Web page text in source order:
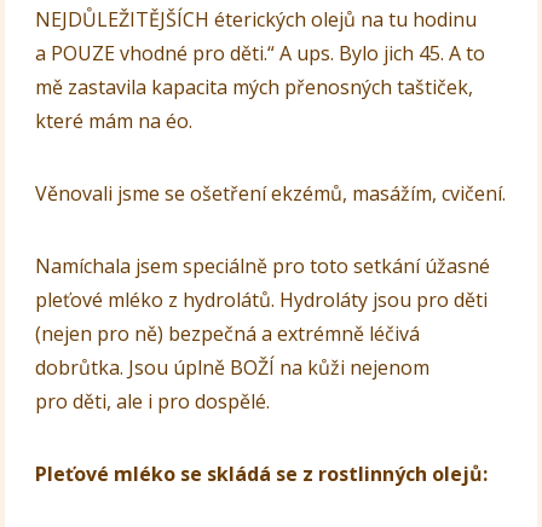
NEJDŮLEŽITĚJŠÍCH éterických olejů na tu hodinu
a POUZE vhodné pro děti.“ A ups. Bylo jich 45. A to
mě zastavila kapacita mých přenosných taštiček,
které mám na éo.
Věnovali jsme se ošetření ekzémů, masážím, cvičení.
Namíchala jsem speciálně pro toto setkání úžasné
pleťové mléko z hydrolátů. Hydroláty jsou pro děti
(nejen pro ně) bezpečná a extrémně léčivá
dobrůtka. Jsou úplně BOŽÍ na kůži nejenom
pro děti, ale i pro dospělé.
Pleťové mléko se skládá se z rostlinných olejů: